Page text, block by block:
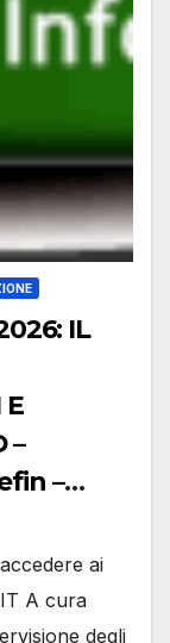
IL
E
–
–
– ai
A cura
degli